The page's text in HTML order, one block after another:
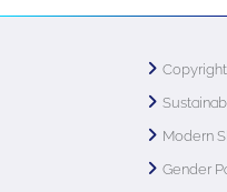
Modern
Gender